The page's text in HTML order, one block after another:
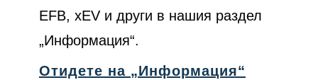
EFB, xEV и други в нашия раздел
„Информация“.
Отидете на „Информация“